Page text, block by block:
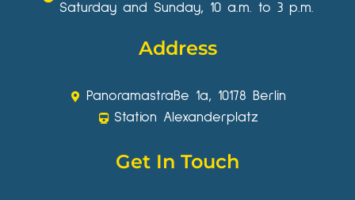
Saturday and Sunday, 10 a.m. to 3 p.m.
Address
Panoramastraße 1a, 10178 Berlin
Station Alexanderplatz
Get In Touch